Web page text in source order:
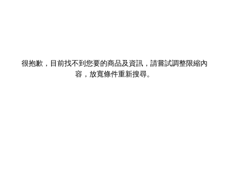
很抱歉，目前找不到您要的商品及資訊，請嘗試調整限縮內
容，放寬條件重新搜尋。